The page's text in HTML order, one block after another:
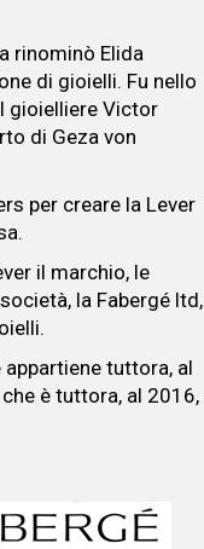
rinominò Elida
di gioielli. Fu nello
gioielliere Victor
di Geza von
per creare la Lever
il marchio, le
la Fabergé ltd,
tuttora, al
è tuttora, al 2016,